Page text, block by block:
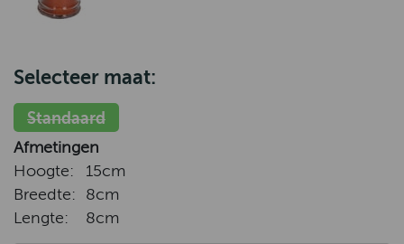
Selecteer maat:
Standaard
Afmetingen
Hoogte:
15cm
Breedte:
8cm
Lengte:
8cm